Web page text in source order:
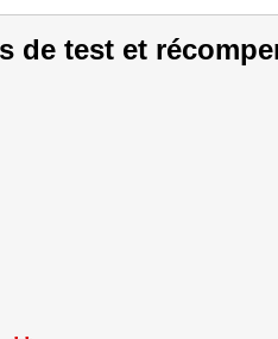
de test et